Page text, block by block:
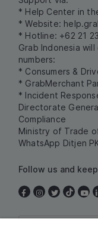
* Help Center in
* Website:
* Hotline: +62 21
Grab Indonesia
numbers:
* Consumers &
* GrabMerchant
* Incident
Directorate
Compliance
Ministry of Trade
WhatsApp Ditjen
Follow us and